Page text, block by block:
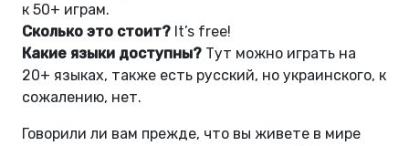
к 50+ играм.
Сколько это стоит? It’s free!
Какие языки доступны? Тут можно играть на
20+ языках, также есть русский, но украинского, к
сожалению, нет.
Говорили ли вам прежде, что вы живете в мире